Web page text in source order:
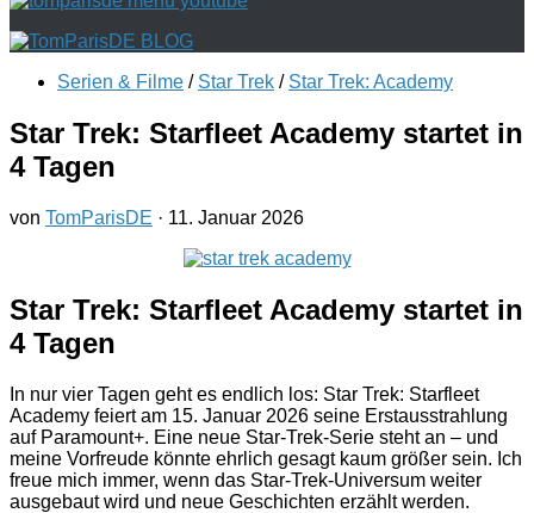
Serien & Filme / Star Trek / Star Trek: Academy
Star Trek: Starfleet Academy startet in
4 Tagen
von TomParisDE · 11. Januar 2026
Star Trek: Starfleet Academy startet in
4 Tagen
In nur vier Tagen geht es endlich los: Star Trek: Starfleet
Academy feiert am 15. Januar 2026 seine Erstausstrahlung
auf Paramount+. Eine neue Star-Trek-Serie steht an – und
meine Vorfreude könnte ehrlich gesagt kaum größer sein. Ich
freue mich immer, wenn das Star-Trek-Universum weiter
ausgebaut wird und neue Geschichten erzählt werden.